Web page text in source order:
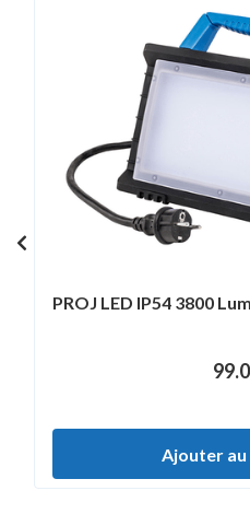
PROJ LED IP54 3800
99